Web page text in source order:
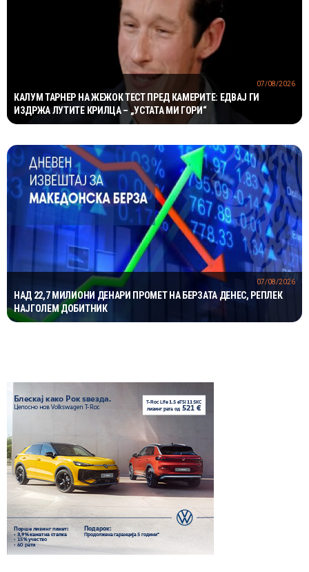
КАЛУМ ТАРНЕР НА ЖЕЖОК ТЕСТ ПРЕД КАМЕРИТЕ: ЕДВАЈ ГИ
ИЗДРЖА ЛУТИТЕ КРИЛЦА – „УСТАТА МИ ГОРИ“
07/08/2026
НАД 22,7 МИЛИОНИ ДЕНАРИ ПРОМЕТ НА БЕРЗАТА ДЕНЕС, РЕПЛЕК
НАЈГОЛЕМ ДОБИТНИК
07/08/2026